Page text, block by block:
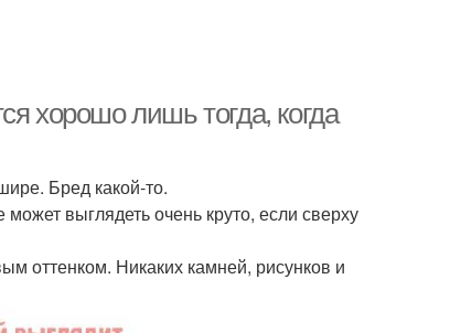
хорошо лишь тогда, когда
Бред какой-то.
выглядеть очень круто, если сверху
оттенком. Никаких камней, рисунков и